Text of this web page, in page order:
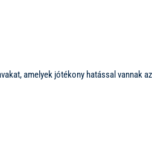
amelyek jótékony hatással vannak